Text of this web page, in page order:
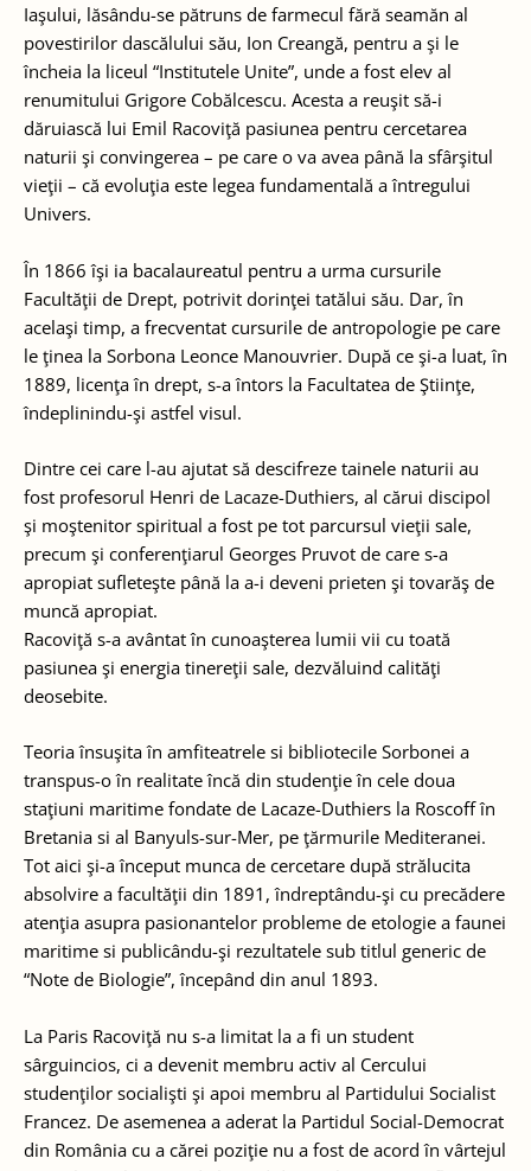
Iaşului, lăsându-se pătruns de farmecul fără seamăn al
povestirilor dascălului său, Ion Creangă, pentru a şi le
încheia la liceul “Institutele Unite”, unde a fost elev al
renumitului Grigore Cobălcescu. Acesta a reuşit să-i
dăruiască lui Emil Racoviţă pasiunea pentru cercetarea
naturii şi convingerea – pe care o va avea până la sfârşitul
vieţii – că evoluţia este legea fundamentală a întregului
Univers.
În 1866 îşi ia bacalaureatul pentru a urma cursurile
Facultăţii de Drept, potrivit dorinţei tatălui său. Dar, în
acelaşi timp, a frecventat cursurile de antropologie pe care
le ţinea la Sorbona Leonce Manouvrier. După ce şi-a luat, în
1889, licenţa în drept, s-a întors la Facultatea de Ştiinţe,
îndeplinindu-şi astfel visul.
Dintre cei care l-au ajutat să descifreze tainele naturii au
fost profesorul Henri de Lacaze-Duthiers, al cărui discipol
şi moştenitor spiritual a fost pe tot parcursul vieţii sale,
precum şi conferenţiarul Georges Pruvot de care s-a
apropiat sufleteşte până la a-i deveni prieten şi tovarăş de
muncă apropiat.
Racoviţă s-a avântat în cunoaşterea lumii vii cu toată
pasiunea şi energia tinereţii sale, dezvăluind calităţi
deosebite.
Teoria însuşita în amfiteatrele si bibliotecile Sorbonei a
transpus-o în realitate încă din studenţie în cele doua
staţiuni maritime fondate de Lacaze-Duthiers la Roscoff în
Bretania si al Banyuls-sur-Mer, pe ţărmurile Mediteranei.
Tot aici şi-a început munca de cercetare după strălucita
absolvire a facultăţii din 1891, îndreptându-şi cu precădere
atenţia asupra pasionantelor probleme de etologie a faunei
maritime si publicându-şi rezultatele sub titlul generic de
“Note de Biologie”, începând din anul 1893.
La Paris Racoviţă nu s-a limitat la a fi un student
sârguincios, ci a devenit membru activ al Cercului
studenţilor socialişti şi apoi membru al Partidului Socialist
Francez. De asemenea a aderat la Partidul Social-Democrat
din România cu a cărei poziţie nu a fost de acord în vârtejul